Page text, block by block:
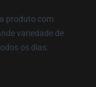
produto com
variedade de
os dias.